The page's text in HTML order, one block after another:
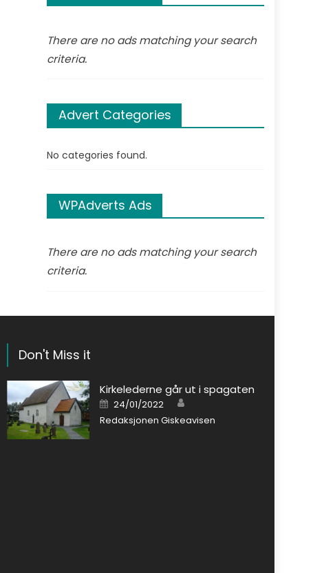
There are no ads matching your search
criteria.
Advert Categories
No categories found.
WPAdverts Ads
There are no ads matching your search
criteria.
Don't Miss it
Kirkelederne går ut i spagaten
Posted on
24/01/2022 Author
Redaksjonen Giskeavisen